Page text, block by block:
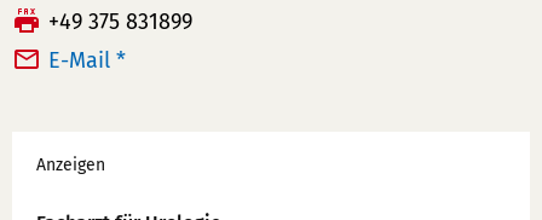
e
l
n
F
a
+49 375 831899
E-Mail *
Werbung
Anzeigen